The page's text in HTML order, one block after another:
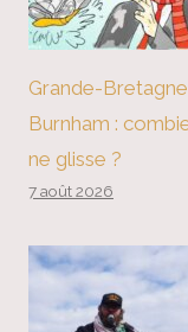
Grande-
Burnham :
ne glisse ?
7 août 2026